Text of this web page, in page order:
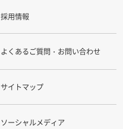
採用情報
よくあるご質問・お問い合わせ
サイトマップ
ソーシャルメディア